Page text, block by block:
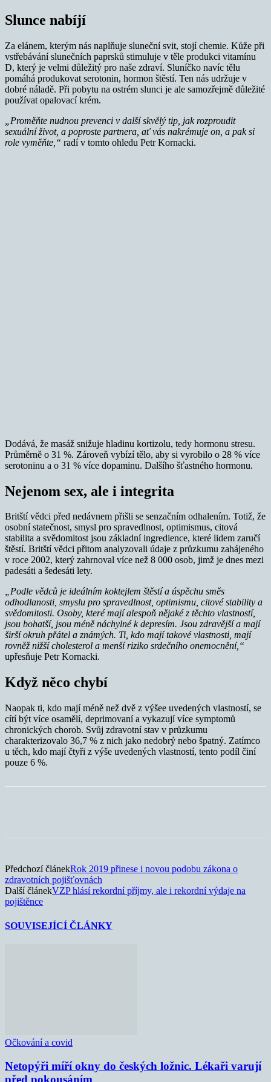
Slunce nabíjí
Za elánem, kterým nás naplňuje sluneční svit, stojí chemie. Kůže při
vstřebávání slunečních paprsků stimuluje v těle produkci vitamínu
D, který je velmi důležitý pro naše zdraví. Sluníčko navíc tělu
pomáhá produkovat serotonin, hormon štěstí. Ten nás udržuje v
dobré náladě. Při pobytu na ostrém slunci je ale samozřejmě důležité
používat opalovací krém.
„Proměňte nudnou prevenci v další skvělý tip, jak rozproudit
sexuální život, a poproste partnera, ať vás nakrémuje on, a pak si
role vyměňte,“ radí v tomto ohledu Petr Kornacki.
Dodává, že masáž snižuje hladinu kortizolu, tedy hormonu stresu.
Průměrně o 31 %. Zároveň vybízí tělo, aby si vyrobilo o 28 % více
serotoninu a o 31 % více dopaminu. Dalšího šťastného hormonu.
Nejenom sex, ale i integrita
Britští vědci před nedávnem přišli se senzačním odhalením. Totiž, že
osobní statečnost, smysl pro spravedlnost, optimismus, citová
stabilita a svědomitost jsou základní ingredience, které lidem zaručí
štěstí. Britští vědci přitom analyzovali údaje z průzkumu zahájeného
v roce 2002, který zahrnoval více než 8 000 osob, jimž je dnes mezi
padesáti a šedesáti lety.
„Podle vědců je ideálním koktejlem štěstí a úspěchu směs
odhodlanosti, smyslu pro spravedlnost, optimismu, citové stability a
svědomitosti. Osoby, které mají alespoň nějaké z těchto vlastností,
jsou bohatší, jsou méně náchylné k depresím. Jsou zdravější a mají
širší okruh přátel a známých. Ti, kdo mají takové vlastnosti, mají
rovněž nižší cholesterol a menší riziko srdečního onemocnění,“
upřesňuje Petr Kornacki.
Když něco chybí
Naopak ti, kdo mají méně než dvě z výšee uvedených vlastností, se
cítí být více osamělí, deprimovaní a vykazují více symptomů
chronických chorob. Svůj zdravotní stav v průzkumu
charakterizovalo 36,7 % z nich jako nedobrý nebo špatný. Zatímco
u těch, kdo mají čtyři z výše uvedených vlastností, tento podíl činí
pouze 6 %.
Předchozí článekRok 2019 přinese i novou podobu zákona o
zdravotních pojišťovnách
Další článekVZP hlásí rekordní příjmy, ale i rekordní výdaje na
pojištěnce
SOUVISEJÍCÍ ČLÁNKY
Očkování a covid
Netopýři míří okny do českých ložnic. Lékaři varují
před pokousáním